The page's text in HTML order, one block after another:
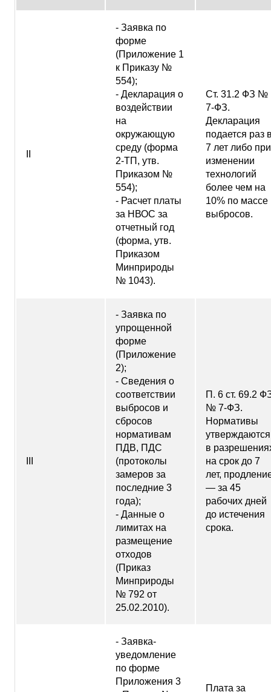
- Заявка по
форме
(Приложение 1
к Приказу №
554);
- Декларация о
воздействии
на
окружающую
среду (форма
2-ТП, утв.
Приказом №
554);
- Расчет платы
за НВОС за
отчетный год
(форма, утв.
Приказом
Минприроды
№ 1043).
Ст. 31.2 ФЗ №
7-ФЗ.
Декларация
подается раз
7 лет либо при
изменении
технологий
более чем на
10% по массе
выбросов.
- Заявка по
упрощенной
форме
(Приложение
2);
- Сведения о
соответствии
выбросов и
сбросов
нормативам
ПДВ, ПДС
(протоколы
замеров за
последние 3
года);
- Данные о
лимитах на
размещение
отходов
(Приказ
Минприроды
№ 792 от
25.02.2010).
П. 6 ст. 69.2
№ 7-ФЗ.
Нормативы
утверждаются
в
на срок до 7
лет,
— за 45
рабочих дней
до истечения
срока.
- Заявка-
уведомление
по форме
Приложения 3
Плата за